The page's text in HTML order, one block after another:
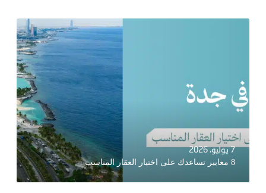
7 يوليو، 2026
8 معايير تساعدك على اختيار العقار المناسب